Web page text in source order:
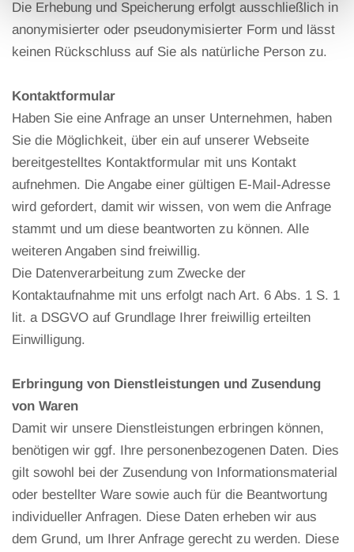
Die Erhebung und Speicherung erfolgt ausschließlich in
anonymisierter oder pseudonymisierter Form und lässt
keinen Rückschluss auf Sie als natürliche Person zu.
Kontaktformular
Haben Sie eine Anfrage an unser Unternehmen, haben
Sie die Möglichkeit, über ein auf unserer Webseite
bereitgestelltes Kontaktformular mit uns Kontakt
aufnehmen. Die Angabe einer gültigen E-Mail-Adresse
wird gefordert, damit wir wissen, von wem die Anfrage
stammt und um diese beantworten zu können. Alle
weiteren Angaben sind freiwillig.
Die Datenverarbeitung zum Zwecke der
Kontaktaufnahme mit uns erfolgt nach Art. 6 Abs. 1 S. 1
lit. a DSGVO auf Grundlage Ihrer freiwillig erteilten
Einwilligung.
Erbringung von Dienstleistungen und Zusendung
von Waren
Damit wir unsere Dienstleistungen erbringen können,
benötigen wir ggf. Ihre personenbezogenen Daten. Dies
gilt sowohl bei der Zusendung von Informationsmaterial
oder bestellter Ware sowie auch für die Beantwortung
individueller Anfragen. Diese Daten erheben wir aus
dem Grund, um Ihrer Anfrage gerecht zu werden. Diese